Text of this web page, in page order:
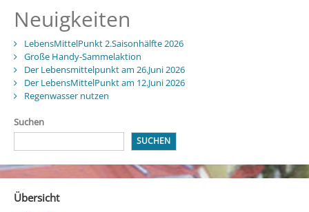
Neuigkeiten
LebensMittelPunkt 2.Saisonhälfte 2026
Große Handy-Sammelaktion
Der Lebensmittelpunkt am 26.Juni 2026
Der LebensMittelPunkt am 12.Juni 2026
Regenwasser nutzen
Suchen
SUCHEN
Übersicht